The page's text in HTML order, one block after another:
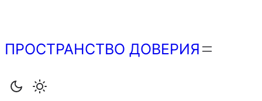
содержимому
ПРОСТРАНСТВО ДОВЕРИЯ